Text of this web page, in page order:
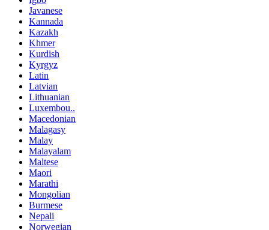
Javanese
Kannada
Kazakh
Khmer
Kurdish
Kyrgyz
Latin
Latvian
Lithuanian
Luxembou..
Macedonian
Malagasy
Malay
Malayalam
Maltese
Maori
Marathi
Mongolian
Burmese
Nepali
Norwegian